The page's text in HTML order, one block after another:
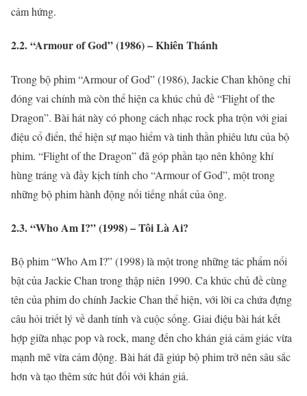
cảm hứng.
2.2. “Armour of God” (1986) – Khiên Thánh
Trong bộ phim “Armour of God” (1986), Jackie Chan không chỉ
đóng vai chính mà còn thể hiện ca khúc chủ đề “Flight of the
Dragon”. Bài hát này có phong cách nhạc rock pha trộn với giai
điệu cổ điển, thể hiện sự mạo hiểm và tinh thần phiêu lưu của bộ
phim. “Flight of the Dragon” đã góp phần tạo nên không khí
hùng tráng và đầy kịch tính cho “Armour of God”, một trong
những bộ phim hành động nổi tiếng nhất của ông.
2.3. “Who Am I?” (1998) – Tôi Là Ai?
Bộ phim “Who Am I?” (1998) là một trong những tác phẩm nổi
bật của Jackie Chan trong thập niên 1990. Ca khúc chủ đề cùng
tên của phim do chính Jackie Chan thể hiện, với lời ca chứa đựng
câu hỏi triết lý về danh tính và cuộc sống. Giai điệu bài hát kết
hợp giữa nhạc pop và rock, mang đến cho khán giả cảm giác vừa
mạnh mẽ vừa cảm động. Bài hát đã giúp bộ phim trở nên sâu sắc
hơn và tạo thêm sức hút đối với khán giả.